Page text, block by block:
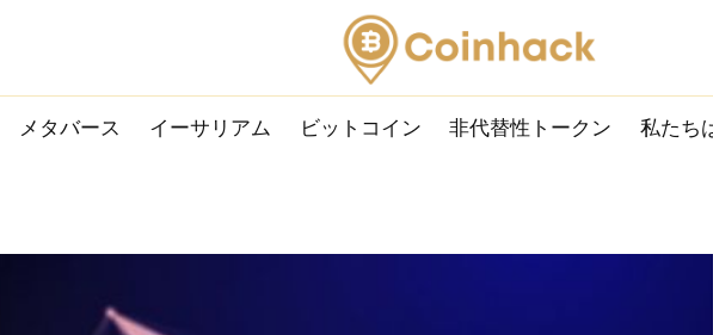
メタバース イーサリアム ビットコイン 非代替性トークン 私たち